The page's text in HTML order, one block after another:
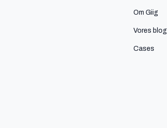
Om Giig
Vores blog
Cases